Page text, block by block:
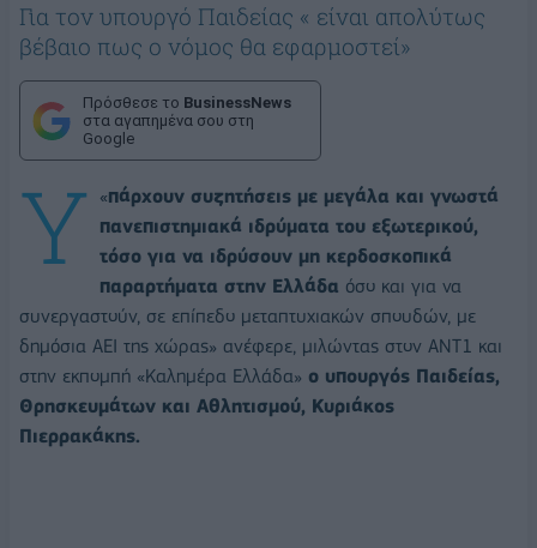
Για τον υπουργό Παιδείας « είναι απολύτως
βέβαιο πως ο νόμος θα εφαρμοστεί»
Πρόσθεσε το BusinessNews
στα αγαπημένα σου στη
Google
«
Υ
πάρχουν συζητήσεις με μεγάλα και γνωστά
πανεπιστημιακά ιδρύματα του εξωτερικού,
τόσο για να ιδρύσουν μη κερδοσκοπικά
παραρτήματα στην Ελλάδα όσο και για να
συνεργαστούν, σε επίπεδο μεταπτυχιακών σπουδών, με
δημόσια ΑΕΙ της χώρας» ανέφερε, μιλώντας στον ΑΝΤ1 και
στην εκπομπή «Καλημέρα Ελλάδα» ο υπουργός Παιδείας,
Θρησκευμάτων και Αθλητισμού, Κυριάκος
Πιερρακάκης.